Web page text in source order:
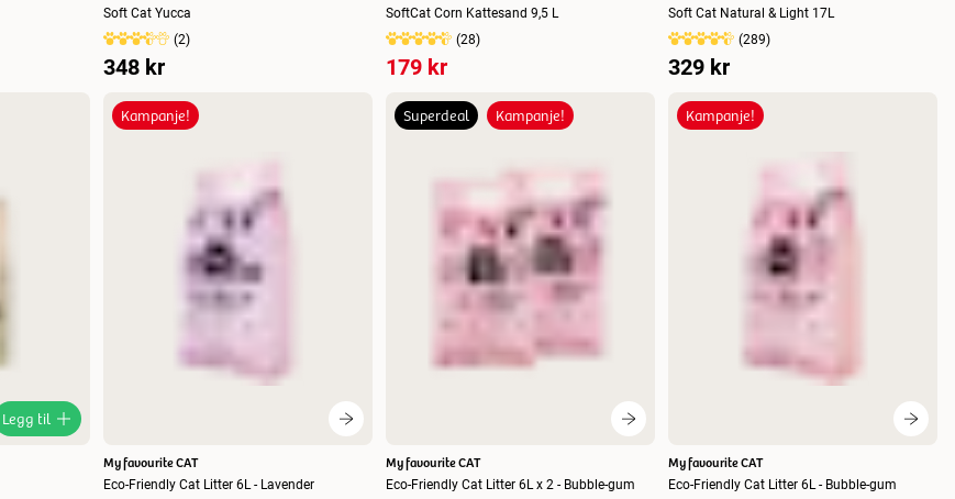
Soft Cat Yucca
(2)
348 kr
SoftCat Corn Kattesand 9,5 L
(28)
179 kr
Soft Cat Natural & Light 17L
(289)
329 kr
Legg til
Kampanje!
My favourite CAT
Eco-Friendly Cat Litter 6L - Lavender
Superdeal Kampanje!
My favourite CAT
Eco-Friendly Cat Litter 6L x 2 - Bubble-gum
Kampanje!
My favourite CAT
Eco-Friendly Cat Litter 6L - Bubble-gum